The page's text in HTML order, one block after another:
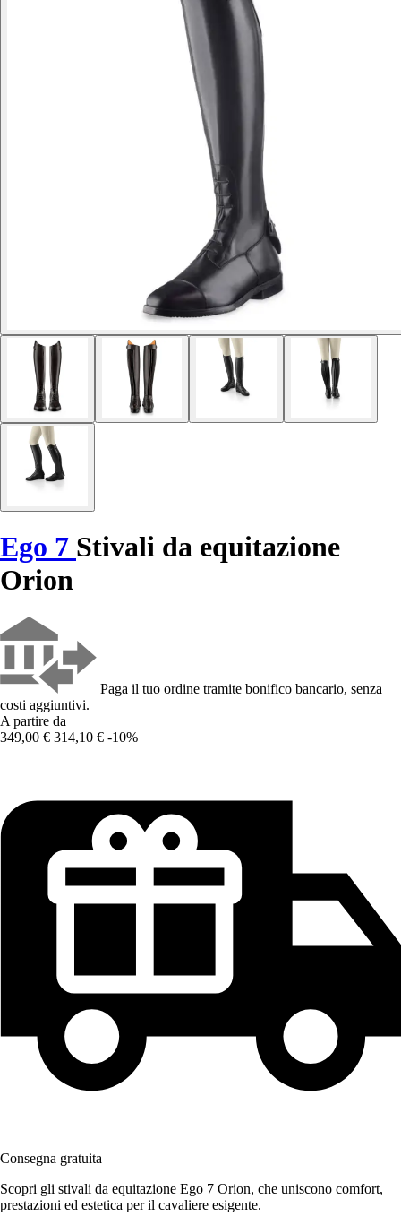
Ego 7 Stivali da equitazione
Orion
Paga il tuo ordine tramite bonifico bancario, senza
costi aggiuntivi.
A partire da
349,00 € 314,10 € -10%
Consegna gratuita
Scopri gli stivali da equitazione Ego 7 Orion, che uniscono comfort,
prestazioni ed estetica per il cavaliere esigente.